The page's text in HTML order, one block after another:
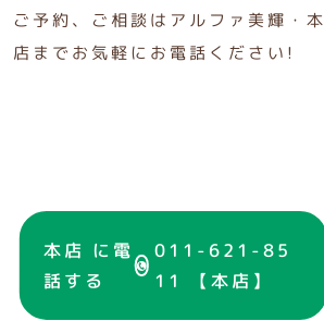
ご予約、ご相談はアルファ美輝・本
店までお気軽にお電話ください!
本店 に電
話する
011-621-85
11 【本店】